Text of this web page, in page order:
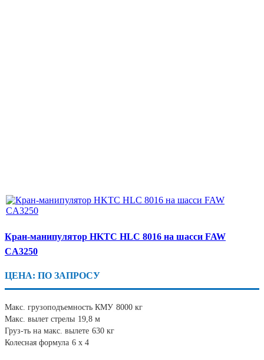
Кран-манипулятор HKTC HLC 8016 на шасси FAW
CA3250
ЦЕНА: ПО ЗАПРОСУ
Макс. грузоподъемность КМУ 8000 кг
Макс. вылет стрелы 19,8 м
Груз-ть на макс. вылете 630 кг
Колесная формула 6 х 4